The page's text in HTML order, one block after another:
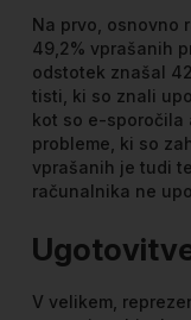
Na prvo, osnovno
49,2% vprašanih
odstotek znašal
tisti, ki so znali
kot so e-sporočila
probleme, ki so
vprašanih je tudi
računalnika ne
V velikem,